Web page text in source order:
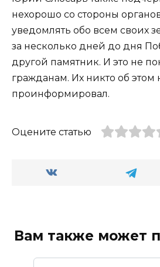
нехорошо со стороны
уведомлять обо всем своих
за несколько дней до дня
другой памятник. И это не
гражданам. Их никто об этом
проинформировал.
Оцените статью
Вам также может